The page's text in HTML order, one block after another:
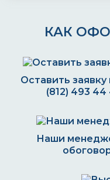
КАК
Оставить
(812) 493 44
Наши